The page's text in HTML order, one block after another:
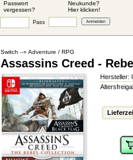
Passwort
vergessen?
Neukunde?
Hier klicken!
Pass
Switch --» Adventure / RPG
Assassins Creed -
Hersteller: